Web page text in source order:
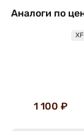
Аналоги по
XF
1 100 ₽